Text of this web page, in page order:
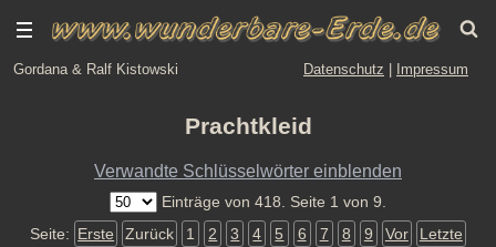
Gordana & Ralf Kistowski Datenschutz Impressum
Prachtkleid
Verwandte Schlüsselwörter einblenden
Einträge von 418. Seite 1 von 9.
Seite: Erste Zurück 1 2 3 4 5 6 7 8 9 Vor Letzte